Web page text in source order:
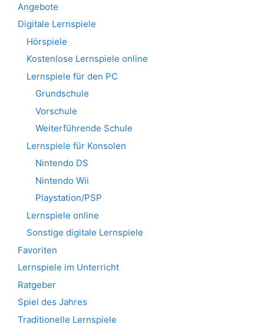
Angebote
Digitale Lernspiele
Hörspiele
Kostenlose Lernspiele online
Lernspiele für den PC
Grundschule
Vorschule
Weiterführende Schule
Lernspiele für Konsolen
Nintendo DS
Nintendo Wii
Playstation/PSP
Lernspiele online
Sonstige digitale Lernspiele
Favoriten
Lernspiele im Unterricht
Ratgeber
Spiel des Jahres
Traditionelle Lernspiele